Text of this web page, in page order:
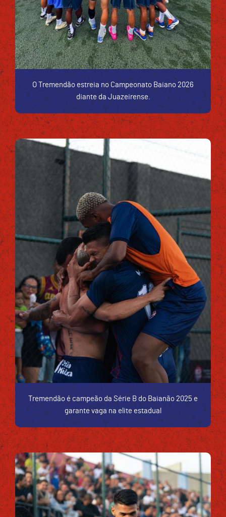
O Tremendão estreia no Campeonato Baiano 2026
diante da Juazeirense.
Tremendão é campeão da Série B do Baianão 2025 e
garante vaga na elite estadual